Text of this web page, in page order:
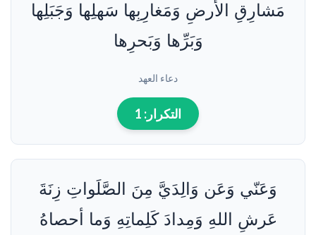
مَشارِقِ الأرضِ وَمَغارِبِها سَهلِها وَجَبَلِها
وَبَرِّها وَبَحرِها
دعاء العهد
التكرار: 1
وَعَنّي وَعَن وَالِدَيَّ مِنَ الصَّلَواتِ زِنَةَ
عَرشِ اللهِ وَمِدادَ كَلِماتِهِ وَما أحصاهُ